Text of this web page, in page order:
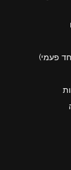
(חד פעמי)